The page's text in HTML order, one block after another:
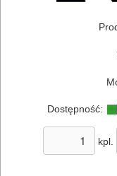
POMIAROWE
Dostępność:
kpl.